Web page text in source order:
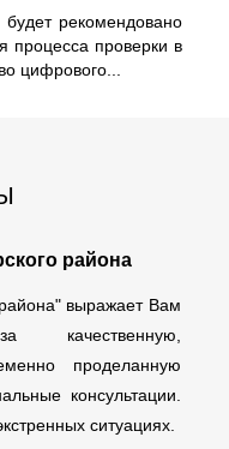
рекомендовано
процесса проверки в
цифрового...
района
выражает Вам
качественную,
проделанную
консультации.
ситуациях.